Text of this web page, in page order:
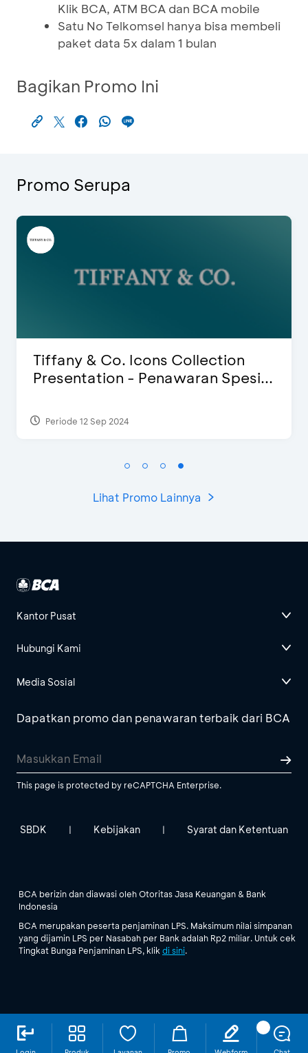
Klik BCA, ATM BCA dan BCA mobile
Satu No Telkomsel hanya bisa membeli
paket data 5x dalam 1 bulan
Bagikan Promo Ini
Promo Serupa
Blink Beauty Clinic - Diskon 25% &
Special Bonus
Periode 27 Mar 2025 - 31 Agt 2026
Lihat Promo Lainnya
Kantor Pusat
Hubungi Kami
Media Sosial
Dapatkan promo dan penawaran terbaik dari BCA
This page is protected by reCAPTCHA Enterprise.
SBDK | Kebijakan | Syarat dan Ketentuan
BCA berizin dan diawasi oleh Otoritas Jasa Keuangan & Bank
Indonesia
BCA merupakan peserta penjaminan LPS. Maksimum nilai simpanan
yang dijamin LPS per Nasabah per Bank adalah Rp2 miliar. Untuk cek
Tingkat Bunga Penjaminan LPS, klik di sini.